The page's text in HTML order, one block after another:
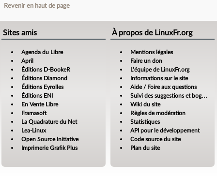
Revenir en haut de page
Sites amis
Agenda du Libre
April
Éditions D-BookeR
Éditions Diamond
Éditions Eyrolles
Éditions ENI
En Vente Libre
Framasoft
La Quadrature du Net
Lea-Linux
Open Source Initiative
Imprimerie Grafik Plus
À propos de LinuxFr.org
Mentions légales
Faire un don
L’équipe de LinuxFr.org
Informations sur le site
Aide / Foire aux questions
Suivi des suggestions et bogues
Wiki du site
Règles de modération
Statistiques
API pour le développement
Code source du site
Plan du site